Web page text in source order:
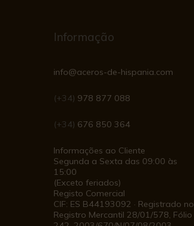
Informação
info@aceros-de-hispania.com
(+34) 978 877 088
(+34) 676 850 364
Informações ao Cliente
Segunda a Sexta das 09:00 às
15:00
(Exceto feriados)
Registo Comercial
CIF: ES B44193092 · Registrado no
Registro Mercantil 28/01/578, Fólio